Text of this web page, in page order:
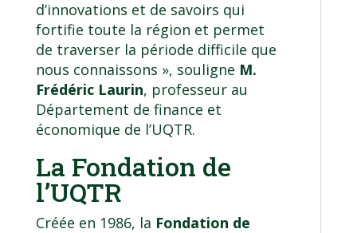
d’innovations et de savoirs qui
fortifie toute la région et permet
de traverser la période difficile que
nous connaissons », souligne M.
Frédéric Laurin, professeur au
Département de finance et
économique de l’UQTR.
La Fondation de
l’UQTR
Créée en 1986, la Fondation de